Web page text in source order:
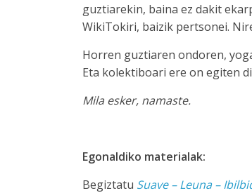
guztiarekin, baina ez dakit
WikiTokiri, baizik pertsonei.
Horren guztiaren ondoren,
Eta kolektiboari ere on egiten
Mila esker, namaste.
Egonaldiko materialak:
Begiztatu Suave – Leuna –